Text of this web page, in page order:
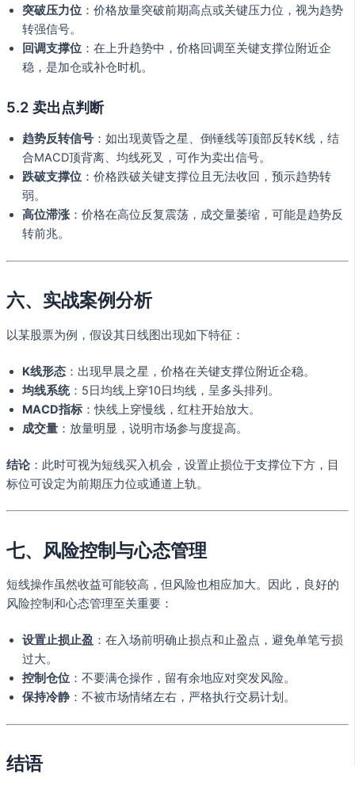
突破压力位 ：价格放量突破前期高点或关键压力位，视为趋势
转强信号。
回调支撑位 ：在上升趋势中，价格回调至关键支撑位附近企
稳，是加仓或补仓时机。
5.2 卖出点判断
趋势反转信号 ：如出现黄昏之星、倒锤线等顶部反转K线，结
合MACD顶背离、均线死叉，可作为卖出信号。
跌破支撑位 ：价格跌破关键支撑位且无法收回，预示趋势转
弱。
高位滞涨 ：价格在高位反复震荡，成交量萎缩，可能是趋势反
转前兆。
六、实战案例分析
以某股票为例，假设其日线图出现如下特征：
K线形态 ：出现早晨之星，价格在关键支撑位附近企稳。
均线系统：5日均线上穿10日均线，呈多头排列。
MACD指标 ：快线上穿慢线，红柱开始放大。
成交量 ：放量明显，说明市场参与度提高。
结论：此时可视为短线买入机会，设置止损位于支撑位下方，目
标位可设定为前期压力位或通道上轨。
七、风险控制与心态管理
短线操作虽然收益可能较高，但风险也相应加大。因此，良好的
风险控制和心态管理至关重要：
设置止损止盈 ：在入场前明确止损点和止盈点，避免单笔亏损
过大。
控制仓位 ：不要满仓操作，留有余地应对突发风险。
保持冷静：不被市场情绪左右，严格执行交易计划。
结语